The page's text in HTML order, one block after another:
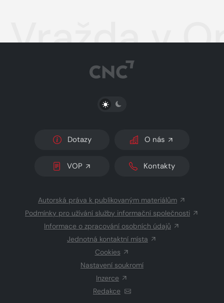
Vražda v
PŘEPNOUT SVĚTLÝ/TMAVÝ REŽIM
Dotazy O nás
VOP Kontakty
Autorská práva k publikovaným materiálům
Podmínky pro užívání služby informační společnosti
Informace o zpracování osobních údajů
Jednotná kontaktní místa
Cookies
Nastavení soukromí
Inzerce
Redakce